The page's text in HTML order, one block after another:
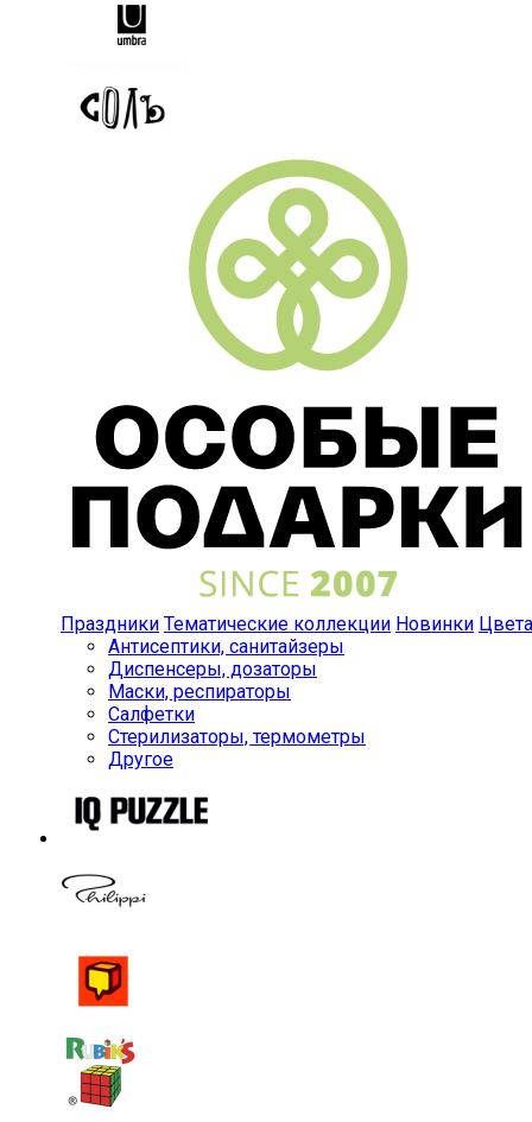
Праздники Тематические коллекции Новинки Цвета
Антисептики, санитайзеры
Диспенсеры, дозаторы
Маски, респираторы
Салфетки
Стерилизаторы, термометры
Другое